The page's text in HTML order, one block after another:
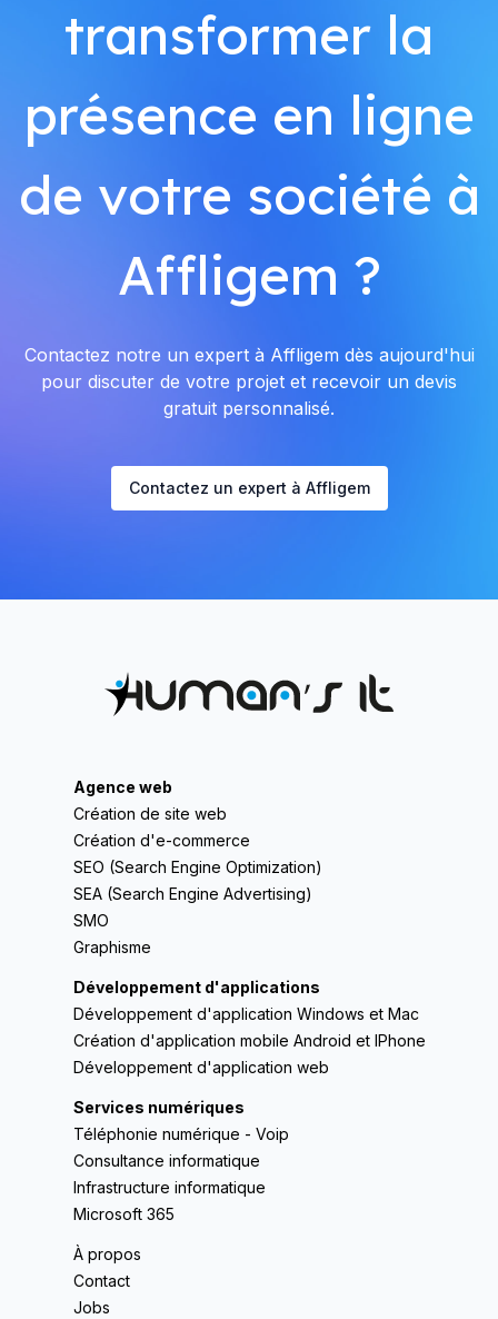
transformer la
présence en ligne
de votre société à
Affligem ?
Contactez notre un expert à Affligem dès aujourd'hui
pour discuter de votre projet et recevoir un devis
gratuit personnalisé.
Contactez un expert à Affligem
Agence web
Création de site web
Création d'e-commerce
SEO (Search Engine Optimization)
SEA (Search Engine Advertising)
SMO
Graphisme
Développement d'applications
Développement d'application Windows et Mac
Création d'application mobile Android et IPhone
Développement d'application web
Services numériques
Téléphonie numérique - Voip
Consultance informatique
Infrastructure informatique
Microsoft 365
À propos
Contact
Jobs